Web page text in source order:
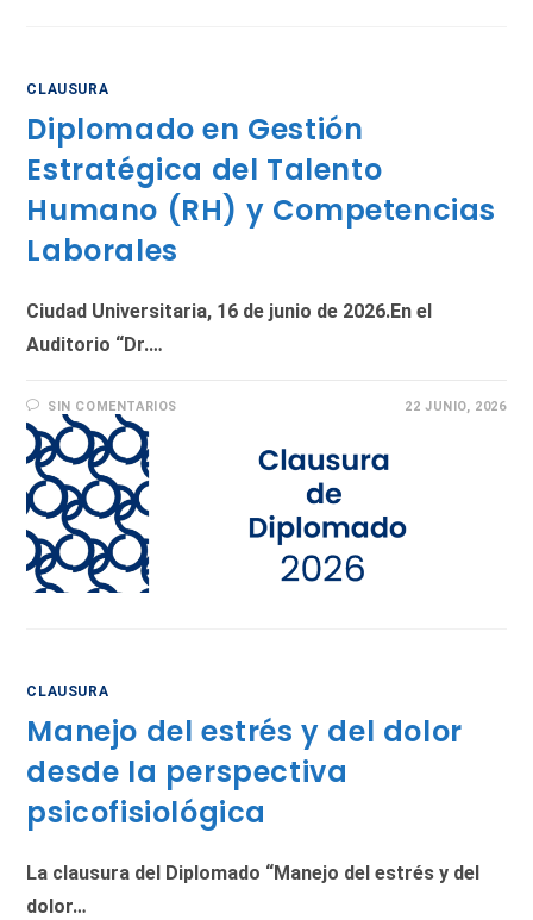
CLAUSURA
Diplomado en Gestión
Estratégica del Talento
Humano (RH) y Competencias
Laborales
Ciudad Universitaria, 16 de junio de 2026.En el
Auditorio “Dr.…
SIN COMENTARIOS 22 JUNIO, 2026
CLAUSURA
Manejo del estrés y del dolor
desde la perspectiva
psicofisiológica
La clausura del Diplomado “Manejo del estrés y del
dolor…